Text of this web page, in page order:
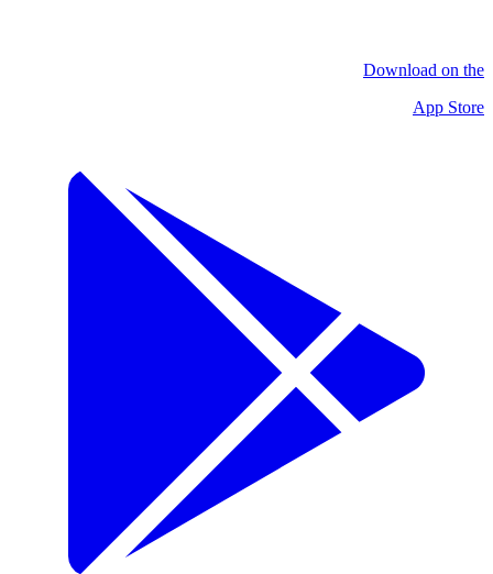
Download on the
App Store